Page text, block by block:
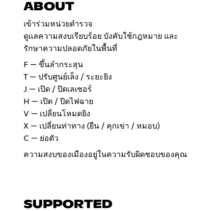
ABOUT
เข้าร่วมหน่วยตำรวจ
ดูแลความสงบเรียบร้อย บังคับใช้กฎหมาย และ
รักษาความปลอดภัยในพื้นที่
F — ขึ้นลำกระสุน
T — ปรับศูนย์เล็ง / ระยะยิง
J — เปิด / ปิดเลเซอร์
H — เปิด / ปิดไฟฉาย
V — เปลี่ยนโหมดยิง
X — เปลี่ยนท่าทาง (ยืน / คุกเข่า / หมอบ)
C — ย่อตัว
ความสงบของเมืองอยู่ในความรับผิดชอบของคุณ
SUPPORTED